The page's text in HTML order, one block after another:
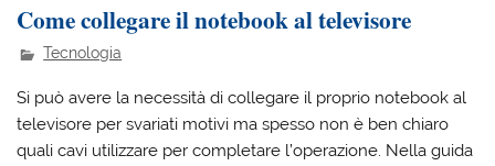
Come collegare il notebook al televisore
Tecnologia
Si può avere la necessità di collegare il proprio notebook al
televisore per svariati motivi ma spesso non è ben chiaro
quali cavi utilizzare per completare l’operazione. Nella guida